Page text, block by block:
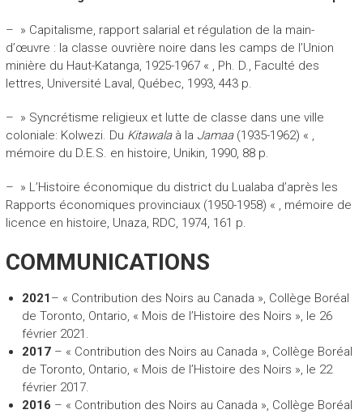
– » Capitalisme, rapport salarial et régulation de la main-
d’œuvre : la classe ouvrière noire dans les camps de l’Union
minière du Haut-Katanga, 1925-1967 « , Ph. D., Faculté des
lettres, Université Laval, Québec, 1993, 443 p.
– » Syncrétisme religieux et lutte de classe dans une ville
coloniale: Kolwezi. Du Kitawalaà la Jamaa(1935-1962) « ,
mémoire du D.E.S. en histoire, Unikin, 1990, 88 p.
– » L’Histoire économique du district du Lualaba d’après les
Rapports économiques provinciaux (1950-1958) « , mémoire de
licence en histoire, Unaza, RDC, 1974, 161 p.
COMMUNICATIONS
2021 – « Contribution des Noirs au Canada », Collège Boréal
de Toronto, Ontario, « Mois de l’Histoire des Noirs », le 26
février 2021.
2017 – « Contribution des Noirs au Canada », Collège Boréal
de Toronto, Ontario, « Mois de l’Histoire des Noirs », le 22
février 2017.
2016 – « Contribution des Noirs au Canada », Collège Boréal